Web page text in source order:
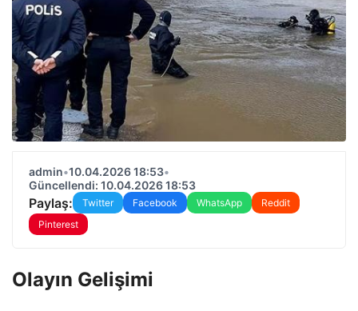
admin•10.04.2026 18:53•
Güncellendi: 10.04.2026 18:53
Paylaş: Twitter Facebook WhatsApp
Reddit
Pinterest
Olayın Gelişimi